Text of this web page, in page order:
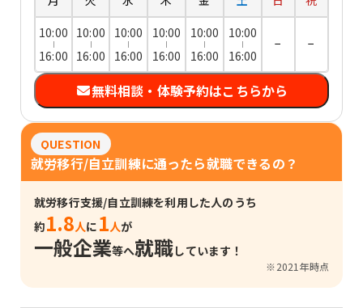
10:00
16:00
10:00
16:00
10:00
16:00
10:00
16:00
10:00
16:00
10:00
16:00
− −
無料相談・体験予約はこちらから
QUESTION
就労移行/自立訓練に通ったら就職できるの？
就労移行支援/自立訓練を利用した人のうち
約1.8人に 1人が
一般企業等へ就職しています！
※2021年時点